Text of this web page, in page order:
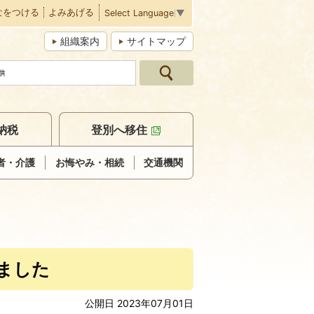
をつける よみあげる Select Language ▼
組織案内 サイトマップ
・介護 お悔やみ・相続 交通機関
税 登別へ移住
した
公開日 2023年07月01日